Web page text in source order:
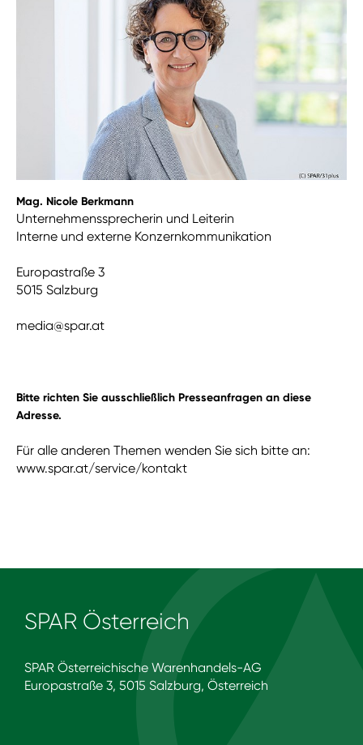
Mag. Nicole Berkmann
Unternehmenssprecherin und Leiterin
Interne und externe Konzernkommunikation
Europastraße 3
5015 Salzburg
media@spar.at
Bitte richten Sie ausschließlich Presseanfragen an diese
Adresse.
Für alle anderen Themen wenden Sie sich bitte an:
www.spar.at/service/kontakt
SPAR Österreich
SPAR Österreichische Warenhandels-AG
Europastraße 3, 5015 Salzburg, Österreich